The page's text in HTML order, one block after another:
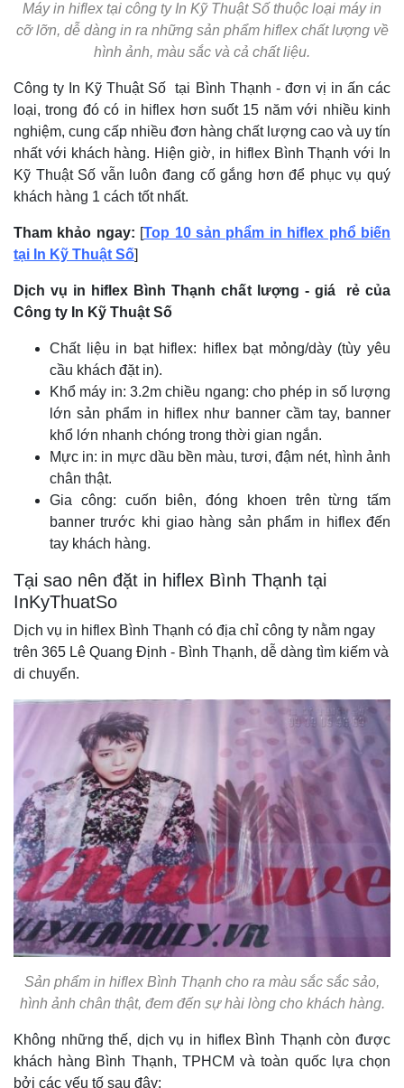
Máy in hiflex tại công ty In Kỹ Thuật Số thuộc loại máy in
cỡ lỡn, dễ dàng in ra những sản phẩm hiflex chất lượng về
hình ảnh, màu sắc và cả chất liệu.
Công ty In Kỹ Thuật Số tại Bình Thạnh - đơn vị in ấn các
loại, trong đó có in hiflex hơn suốt 15 năm với nhiều kinh
nghiệm, cung cấp nhiều đơn hàng chất lượng cao và uy tín
nhất với khách hàng. Hiện giờ, in hiflex Bình Thạnh với In
Kỹ Thuật Số vẫn luôn đang cố gắng hơn để phục vụ quý
khách hàng 1 cách tốt nhất.
Tham khảo ngay: [Top 10 sản phẩm in hiflex phổ biến
tại In Kỹ Thuật Số]
Dịch vụ in hiflex Bình Thạnh chất lượng - giá rẻ của
Công ty In Kỹ Thuật Số
Chất liệu in bạt hiflex: hiflex bạt mỏng/dày (tùy yêu
cầu khách đặt in).
Khổ máy in: 3.2m chiều ngang: cho phép in số lượng
lớn sản phẩm in hiflex như banner cầm tay, banner
khổ lớn nhanh chóng trong thời gian ngắn.
Mực in: in mực dầu bền màu, tươi, đậm nét, hình ảnh
chân thật.
Gia công: cuốn biên, đóng khoen trên từng tấm
banner trước khi giao hàng sản phẩm in hiflex đến
tay khách hàng.
Tại sao nên đặt in hiflex Bình Thạnh tại
InKyThuatSo
Dịch vụ in hiflex Bình Thạnh có địa chỉ công ty nằm ngay
trên 365 Lê Quang Định - Bình Thạnh, dễ dàng tìm kiếm và
di chuyển.
Sản phẩm in hiflex Bình Thạnh cho ra màu sắc sắc sảo,
hình ảnh chân thật, đem đến sự hài lòng cho khách hàng.
Không những thế, dịch vụ in hiflex Bình Thạnh còn được
khách hàng Bình Thạnh, TPHCM và toàn quốc lựa chọn
bởi các yếu tố sau đây: